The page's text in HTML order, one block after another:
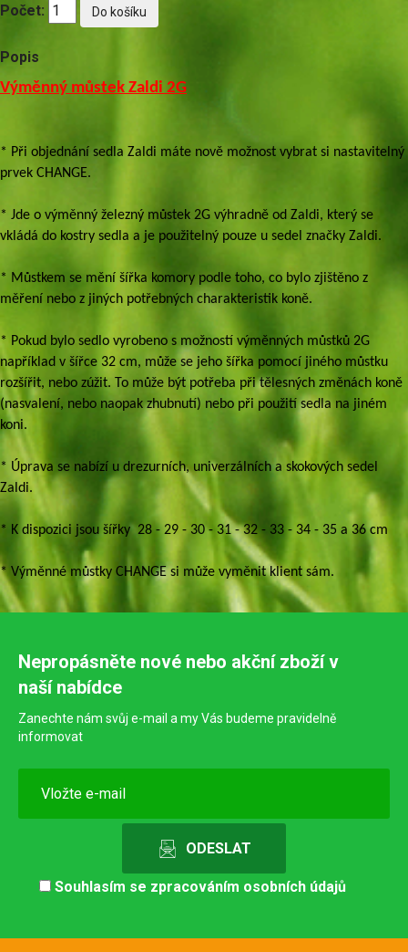
Počet:
Popis
Výměnný můstek Zaldi 2G
* Při objednání sedla Zaldi máte nově možnost vybrat si nastavitelný
prvek CHANGE.
* Jde o výměnný železný můstek 2G výhradně od Zaldi, který se
vkládá do kostry sedla a je použitelný pouze u sedel značky Zaldi.
* Můstkem se mění šířka komory podle toho, co bylo zjištěno z
měření nebo z jiných potřebných charakteristik koně.
* Pokud bylo sedlo vyrobeno s možností výměnných můstků 2G
například v šířce 32 cm, může se jeho šířka pomocí jiného můstku
rozšířit, nebo zúžit. To může být potřeba při tělesných změnách koně
(nasvalení, nebo naopak zhubnutí) nebo při použití sedla na jiném
koni.
* Úprava se nabízí u drezurních, univerzálních a skokových sedel
Zaldi.
* K dispozici jsou šířky 28 - 29 - 30 - 31 - 32 - 33 - 34 - 35 a 36 cm
* Výměnné můstky CHANGE si může vyměnit klient sám.
Nepropásněte nové nebo akční zboží v
naší nabídce
Zanechte nám svůj e-mail a my Vás budeme pravidelně
informovat
Souhlasím se zpracováním osobních údajů